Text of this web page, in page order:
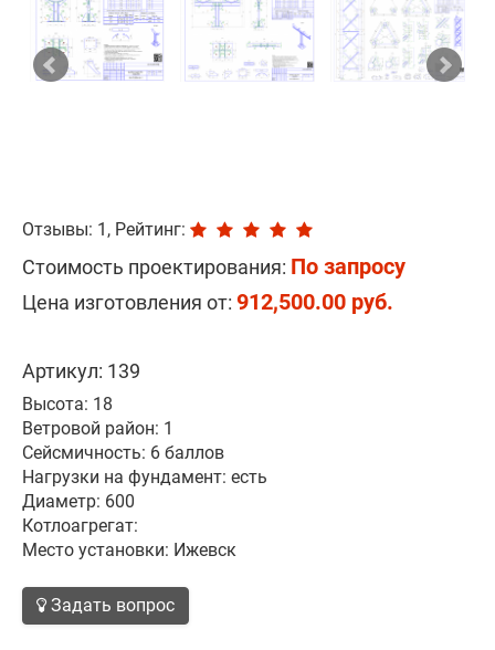
Отзывы: 1, Рейтинг:
Стоимость проектирования: По запросу
Цена изготовления от: 912,500.00 руб.
Артикул: 139
Высота: 18
Ветровой район: 1
Сейсмичность: 6 баллов
Нагрузки на фундамент: есть
Диаметр: 600
Котлоагрегат:
Место установки: Ижевск
Задать вопрос